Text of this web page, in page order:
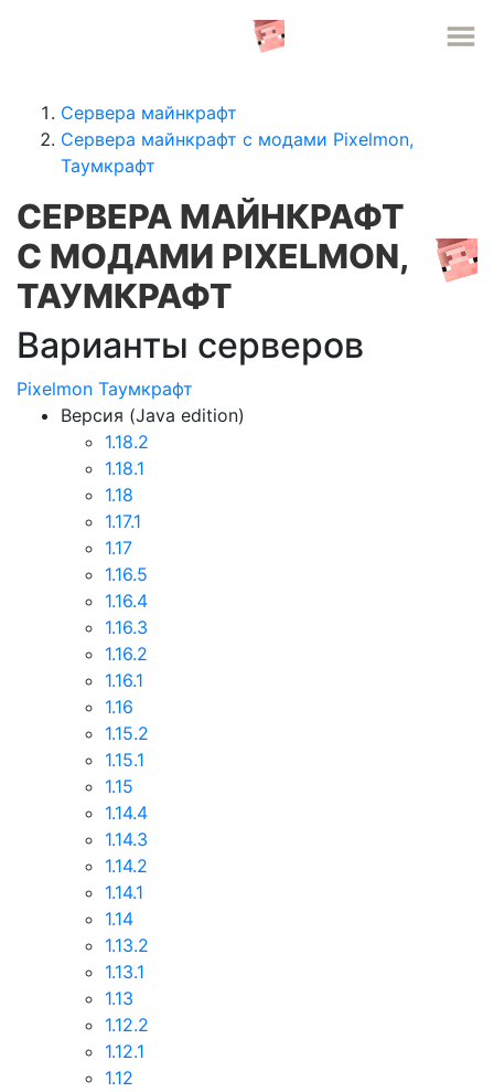
Сервера майнкрафт
Сервера майнкрафт с модами Pixelmon,
Таумкрафт
СЕРВЕРА МАЙНКРАФТ
С МОДАМИ PIXELMON,
ТАУМКРАФТ
Варианты серверов
Pixelmon Таумкрафт
Версия (Java edition)
1.18.2
1.18.1
1.18
1.17.1
1.17
1.16.5
1.16.4
1.16.3
1.16.2
1.16.1
1.16
1.15.2
1.15.1
1.15
1.14.4
1.14.3
1.14.2
1.14.1
1.14
1.13.2
1.13.1
1.13
1.12.2
1.12.1
1.12